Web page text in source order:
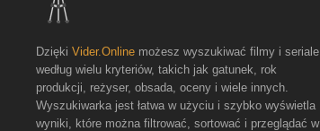
Dzięki Vider.Online możesz wyszukiwać filmy i seriale
według wielu kryteriów, takich jak gatunek, rok
produkcji, reżyser, obsada, oceny i wiele innych.
Wyszukiwarka jest łatwa w użyciu i szybko wyświetla
wyniki, które można filtrować, sortować i przeglądać w